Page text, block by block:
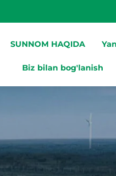
SUNNOM HAQIDA
Biz bilan bog'lanish